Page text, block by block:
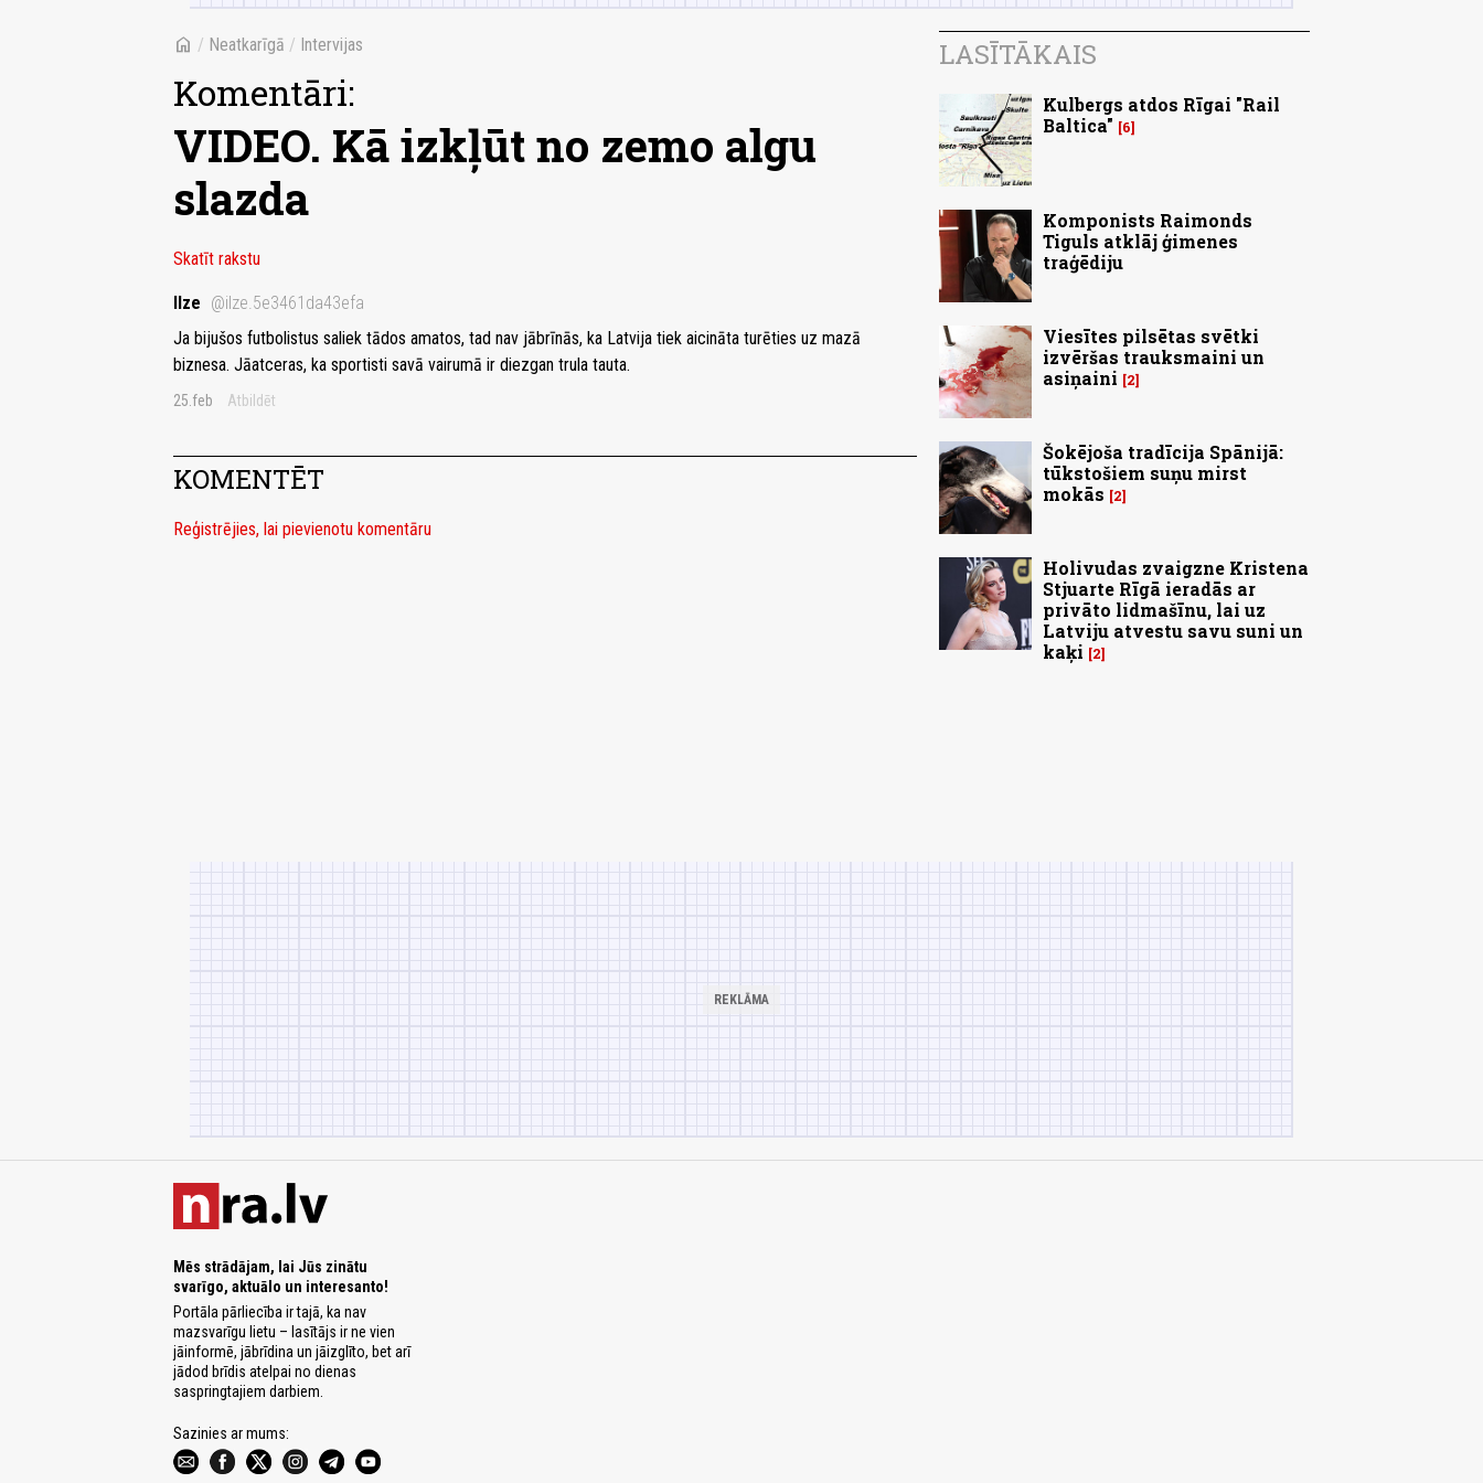
home / Neatkarīgā / Intervijas
Komentāri:
VIDEO. Kā izkļūt no zemo algu
slazda
Skatīt rakstu
Ilze @ilze.5e3461da43efa
Ja bijušos futbolistus saliek tādos amatos, tad nav jābrīnās, ka Latvija tiek aicināta turēties uz mazā
biznesa. Jāatceras, ka sportisti savā vairumā ir diezgan trula tauta.
25.feb Atbildēt
KOMENTĒT
Reģistrējies, lai pievienotu komentāru
LASĪTĀKAIS
Kulbergs atdos Rīgai "Rail
Baltica"
6
Komponists Raimonds
Tiguls atklāj ģimenes
traģēdiju
Viesītes pilsētas svētki
izvēršas trauksmaini un
asiņaini
2
Šokējoša tradīcija Spānijā:
tūkstošiem suņu mirst
mokās
2
Holivudas zvaigzne Kristena
Stjuarte Rīgā ieradās ar
privāto lidmašīnu, lai uz
Latviju atvestu savu suni un
kaķi
2
Mēs strādājam, lai Jūs zinātu
svarīgo, aktuālo un interesanto!
Portāla pārliecība ir tajā, ka nav
mazsvarīgu lietu – lasītājs ir ne vien
jāinformē, jābrīdina un jāizglīto, bet arī
jādod brīdis atelpai no dienas
saspringtajiem darbiem.
Sazinies ar mums: